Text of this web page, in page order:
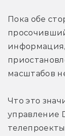
Пока обе
масштабов
Что это
управление